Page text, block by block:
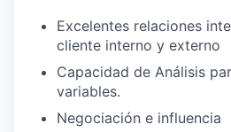
Excelentes relaciones
cliente interno y externo
Capacidad de Análisis
variables.
Negociación e influencia